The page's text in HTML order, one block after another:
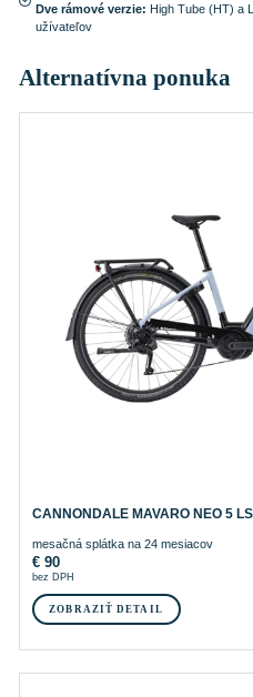
Dve rámové verzie: High Tube (HT) a
užívateľov
Alternatívna ponuka
CANNONDALE MAVARO NEO 5
mesačná splátka na 24 mesiacov
€90
bez DPH
ZOBRAZIŤ DETAIL